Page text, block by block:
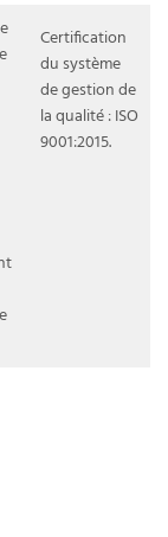
Certification
du système
de gestion de
la qualité : ISO
9001:2015.